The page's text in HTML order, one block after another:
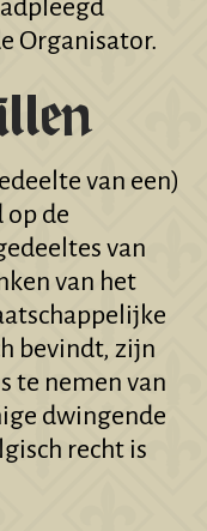
Organisator.
van een)
op de
van
van het
bevindt, zijn
te nemen van
dwingende
recht is